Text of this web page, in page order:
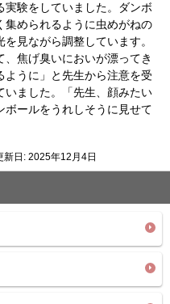
験をしていました。ダンボ
集められるように虫めがねの
見ながら調整しています。
焦げ臭いにおいが漂ってき
ように」と先生から注意を受
いました。「先生、顔みたい
ボールをうれしそうに見せて
日: 2025年12月4日